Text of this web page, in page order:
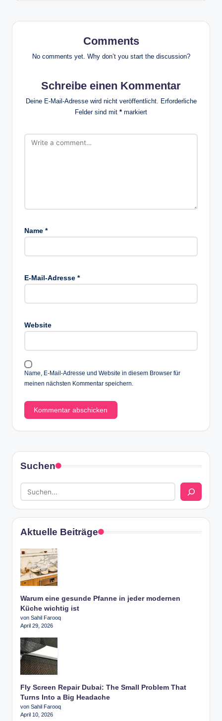
Comments
No comments yet. Why don’t you start the discussion?
Schreibe einen Kommentar
Deine E-Mail-Adresse wird nicht veröffentlicht. Erforderliche
Felder sind mit * markiert
Name *
E-Mail-Adresse *
Website
Name, E-Mail-Adresse und Website in diesem Browser für
meinen nächsten Kommentar speichern.
Suchen
Aktuelle Beiträge
Warum eine gesunde Pfanne in jeder modernen
Küche wichtig ist
von Sahil Farooq
April 29, 2026
Fly Screen Repair Dubai: The Small Problem That
Turns Into a Big Headache
von Sahil Farooq
April 10, 2026